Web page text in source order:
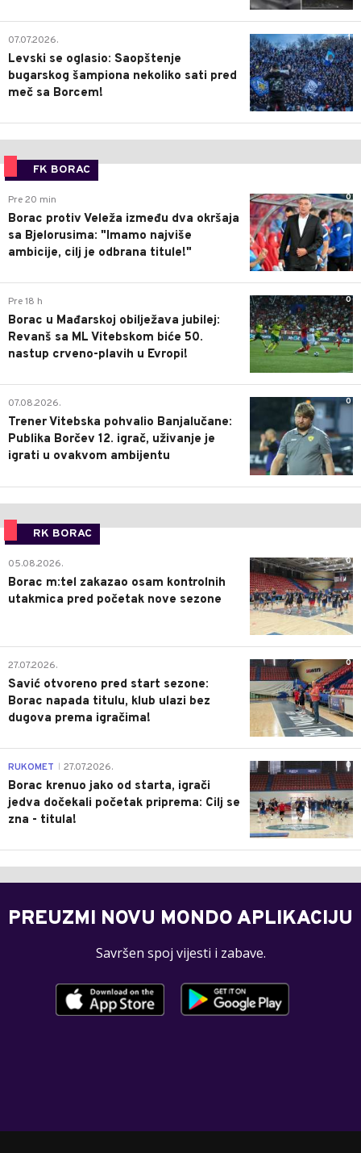
1
07.07.2026.
Levski se oglasio: Saopštenje
bugarskog šampiona nekoliko sati pred
meč sa Borcem!
FK BORAC
0
Pre 20 min
Borac protiv Veleža između dva okršaja
sa Bjelorusima: "Imamo najviše
ambicije, cilj je odbrana titule!"
0
Pre 18 h
Borac u Mađarskoj obilježava jubilej:
Revanš sa ML Vitebskom biće 50.
nastup crveno-plavih u Evropi!
0
07.08.2026.
Trener Vitebska pohvalio Banjalučane:
Publika Borčev 12. igrač, uživanje je
igrati u ovakvom ambijentu
RK BORAC
0
05.08.2026.
Borac m:tel zakazao osam kontrolnih
utakmica pred početak nove sezone
0
27.07.2026.
Savić otvoreno pred start sezone:
Borac napada titulu, klub ulazi bez
dugova prema igračima!
0
RUKOMET 27.07.2026.
Borac krenuo jako od starta, igrači
jedva dočekali početak priprema: Cilj se
zna - titula!
PREUZMI NOVU MONDO APLIKACIJU
Savršen spoj vijesti i zabave.